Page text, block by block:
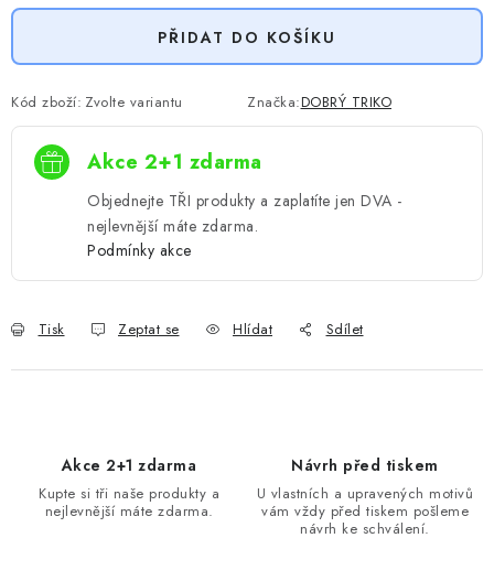
PŘIDAT DO KOŠÍKU
Kód zboží: Zvolte variantu Značka:DOBRÝ TRIKO
Akce 2+1 zdarma
Objednejte TŘI produkty a zaplatíte jen DVA -
nejlevnější máte zdarma.
Podmínky akce
Tisk Zeptat se Hlídat Sdílet
Akce 2+1 zdarma
Kupte si tři naše produkty a
nejlevnější máte zdarma.
Návrh před tiskem
U vlastních a upravených motivů
vám vždy před tiskem pošleme
návrh ke schválení.